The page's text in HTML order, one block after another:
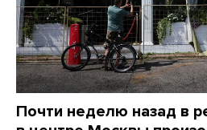
Почти неделю назад в